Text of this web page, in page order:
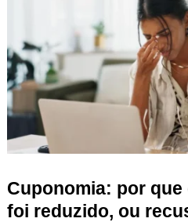
Cuponomia: por
foi reduzido, ou